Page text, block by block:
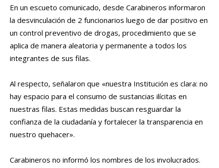
En un escueto comunicado, desde Carabineros informaron
la desvinculación de 2 funcionarios luego de dar positivo en
un control preventivo de drogas, procedimiento que se
aplica de manera aleatoria y permanente a todos los
integrantes de sus filas.
Al respecto, señalaron que «nuestra Institución es clara: no
hay espacio para el consumo de sustancias ilícitas en
nuestras filas. Estas medidas buscan resguardar la
confianza de la ciudadanía y fortalecer la transparencia en
nuestro quehacer».
Carabineros no informó los nombres de los involucrados.